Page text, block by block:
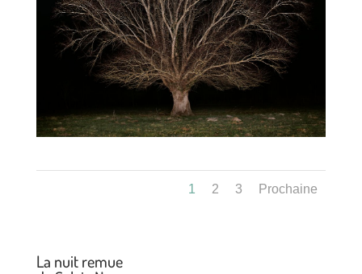
1 2 3 Prochaine
La nuit remue